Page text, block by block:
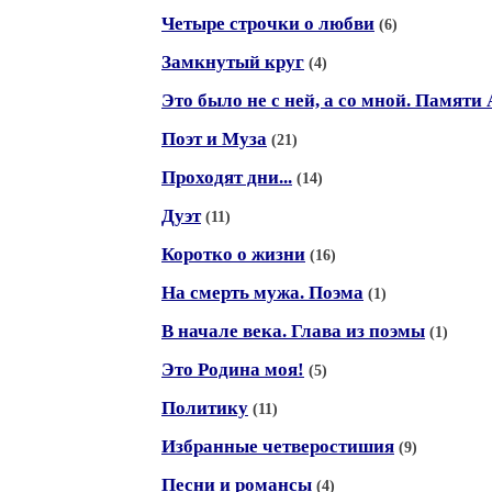
Четыре строчки о любви (6)
Замкнутый круг (4)
Это было не с ней, а со мной. Памяти
Поэт и Муза (21)
Проходят дни... (14)
Дуэт (11)
Коротко о жизни (16)
На смерть мужа. Поэма (1)
В начале века. Глава из поэмы (1)
Это Родина моя! (5)
Политику (11)
Избранные четверостишия (9)
Песни и романсы (4)